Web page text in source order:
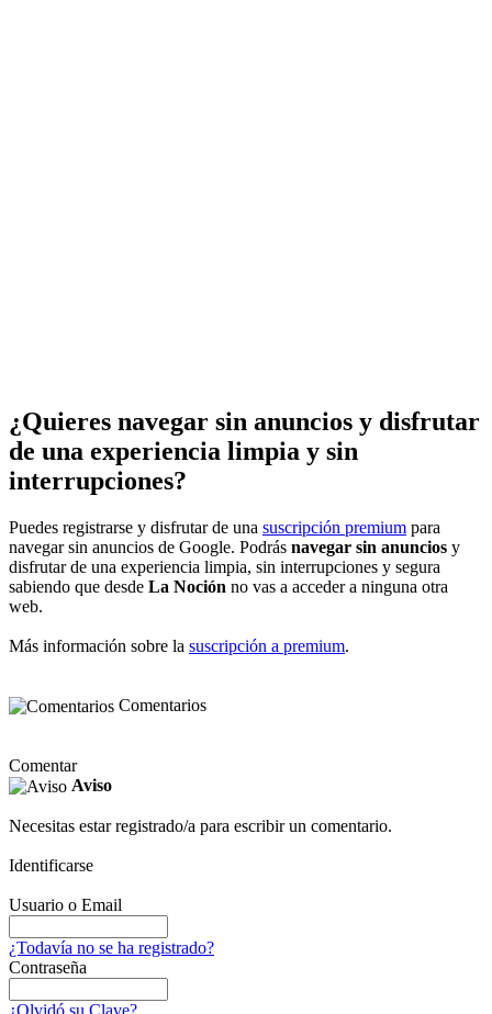
¿Quieres navegar sin anuncios y disfrutar
de una experiencia limpia y sin
interrupciones?
Puedes registrarse y disfrutar de una suscripción premium para
navegar sin anuncios de Google. Podrás navegar sin anuncios y
disfrutar de una experiencia limpia, sin interrupciones y segura
sabiendo que desde La Noción no vas a acceder a ninguna otra
web.
Más información sobre la suscripción a premium.
Comentarios
Comentar
Aviso
Necesitas estar registrado/a para escribir un comentario.
Identificarse
Usuario o Email
¿Todavía no se ha registrado?
Contraseña